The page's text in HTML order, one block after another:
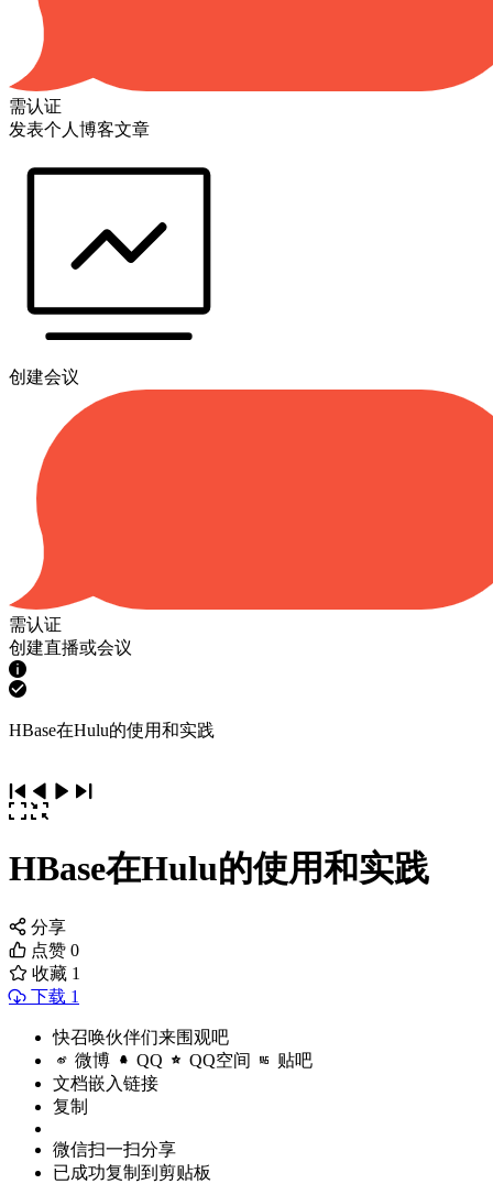
需认证
发表个人博客文章
创建会议
需认证
创建直播或会议
HBase在Hulu的使用和实践
HBase在Hulu的使用和实践
分享
点赞 0
收藏 1
下载 1
快召唤伙伴们来围观吧
微博 QQ QQ空间 贴吧
文档嵌入链接
复制
微信扫一扫分享
已成功复制到剪贴板